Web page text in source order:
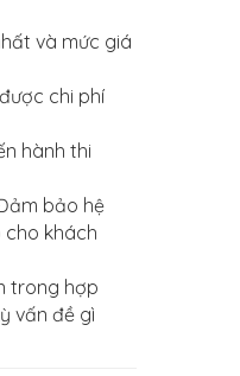
và mức giá
chi phí
hành thi
bảo hệ
khách
trong hợp
vấn đề gì